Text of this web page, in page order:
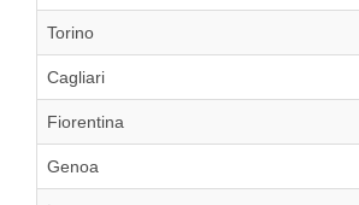
Torino
Cagliari
Fiorentina
Genoa